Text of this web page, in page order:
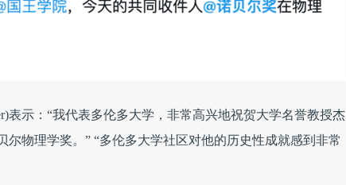
表示：“我代表多伦多大学，非常高兴地祝贺大学名誉教授杰
尔物理学奖。” “多伦多大学社区对他的历史性成就感到非常